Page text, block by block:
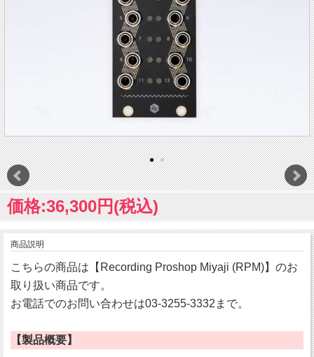
価格:36,300円(税込)
商品説明
こちらの商品は【Recording Proshop Miyaji (RPM)】のお
取り扱い商品です。
お電話でのお問い合わせは03-3255-3332まで。
【製品概要】